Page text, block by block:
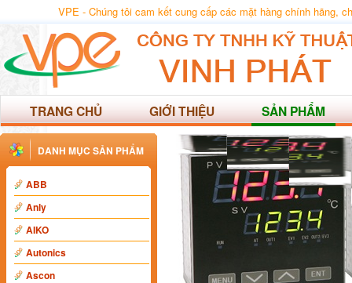
VPE - Chúng tôi cam kết cung cấp các mặt hàng chính hãng,
TRANG CHỦ GIỚI THIỆU SẢN PHẨM
DANH MỤC SẢN PHẨM
ABB
Anly
AIKO
Autonics
Ascon